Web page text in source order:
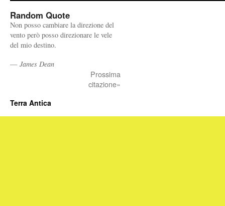
Random Quote
Non posso cambiare la direzione del
vento però posso direzionare le vele
del mio destino.
— James Dean
Prossima
citazione»
Terra Antica